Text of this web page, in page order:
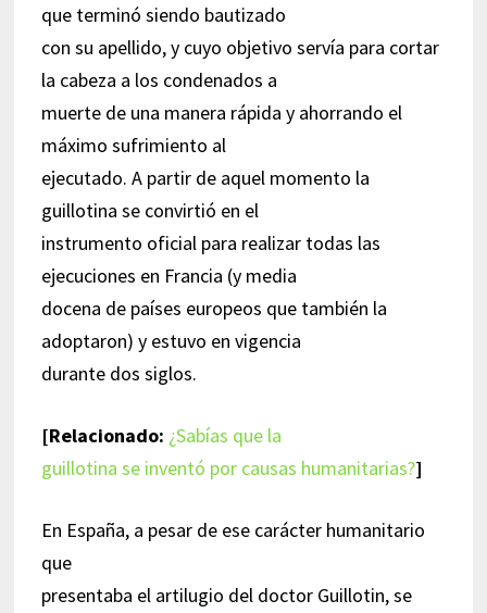
que terminó siendo bautizado
con su apellido, y cuyo objetivo servía para cortar
la cabeza a los condenados a
muerte de una manera rápida y ahorrando el
máximo sufrimiento al
ejecutado. A partir de aquel momento la
guillotina se convirtió en el
instrumento oficial para realizar todas las
ejecuciones en Francia (y media
docena de países europeos que también la
adoptaron) y estuvo en vigencia
durante dos siglos.
[Relacionado: ¿Sabías que la
guillotina se inventó por causas humanitarias?]
En España, a pesar de ese carácter humanitario
que
presentaba el artilugio del doctor Guillotin, se